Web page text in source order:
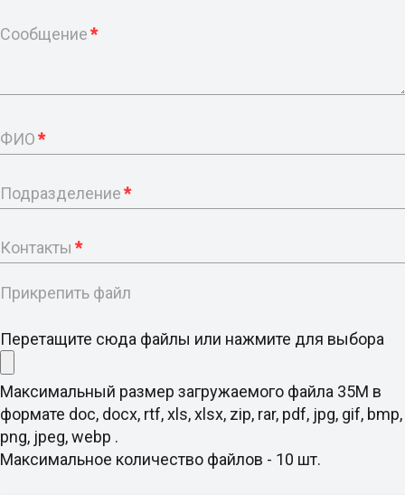
Сообщение*
ФИО*
Подразделение*
Контакты *
Прикрепить файл
Перетащите сюда файлы или нажмите для выбора
Максимальный размер загружаемого файла 35M в
формате doc, docx, rtf, xls, xlsx, zip, rar, pdf, jpg, gif, bmp,
png, jpeg, webp .
Максимальное количество файлов - 10 шт.